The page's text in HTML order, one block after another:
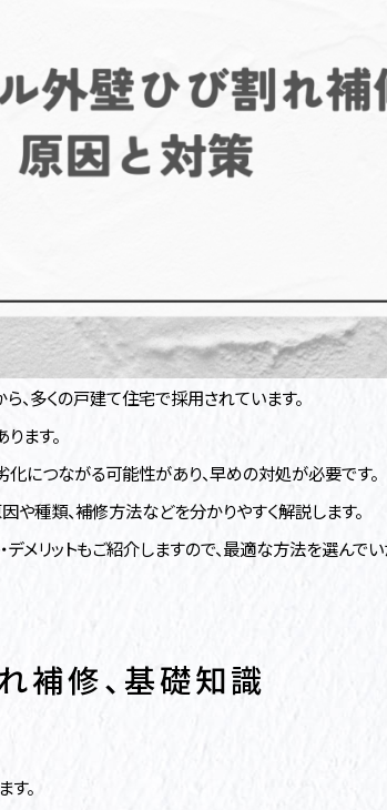
、多くの戸建て住宅で採用されています。
ます。
につながる可能性があり、早めの対処が必要です。
や種類、補修方法などを分かりやすく解説します。
デメリットもご紹介しますので、最適な方法を選ん
補修、基礎知識
。